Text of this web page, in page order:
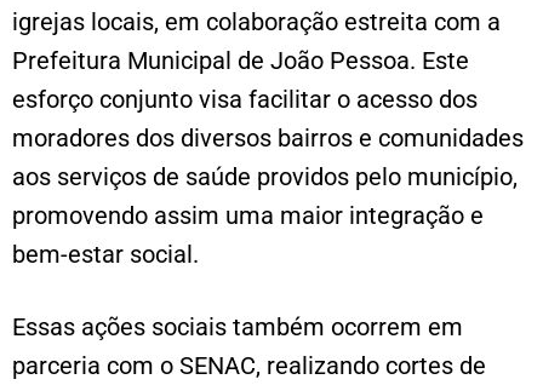
igrejas locais, em colaboração estreita com a
Prefeitura Municipal de João Pessoa. Este
esforço conjunto visa facilitar o acesso dos
moradores dos diversos bairros e comunidades
aos serviços de saúde providos pelo município,
promovendo assim uma maior integração e
bem-estar social.
Essas ações sociais também ocorrem em
parceria com o SENAC, realizando cortes de